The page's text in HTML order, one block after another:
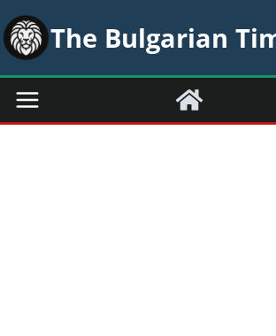
Skip
to
content
The Bulgarian